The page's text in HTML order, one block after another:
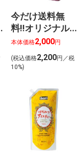
今だけ送料無
料‼オリジナル
スクエアバッグ
（ピンク）◆
本体価格2,000円
(税込価格2,200円／税
10%)